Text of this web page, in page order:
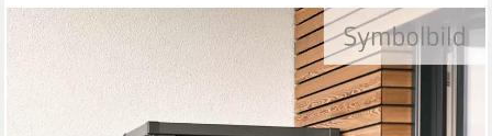
BIOHORT
Mehrzweckschrank Julia Gr. M, verschiedene Farben 77,7x
140,2x 57 cm, Terrassenschrank für kleine Außenflächen
594,89 €
649,00 €